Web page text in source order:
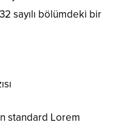
sayılı bölümdeki bir
standard Lorem